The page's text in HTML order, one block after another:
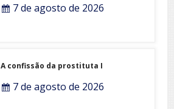
7 de agosto de 2026
A confissão da prostituta I
7 de agosto de 2026